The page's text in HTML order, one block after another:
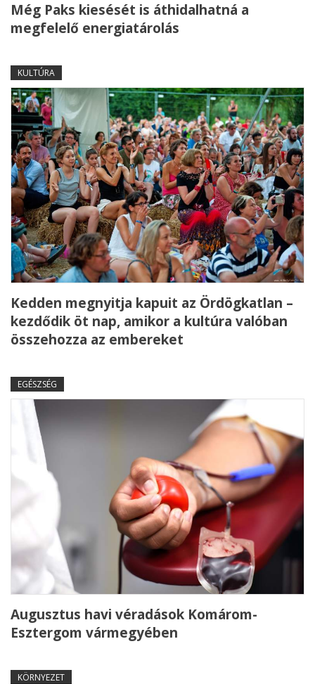
Még Paks kiesését is áthidalhatná a
megfelelő energiatárolás
KULTÚRA
Kedden megnyitja kapuit az Ördögkatlan –
kezdődik öt nap, amikor a kultúra valóban
összehozza az embereket
EGÉSZSÉG
Augusztus havi véradások Komárom-
Esztergom vármegyében
KÖRNYEZET